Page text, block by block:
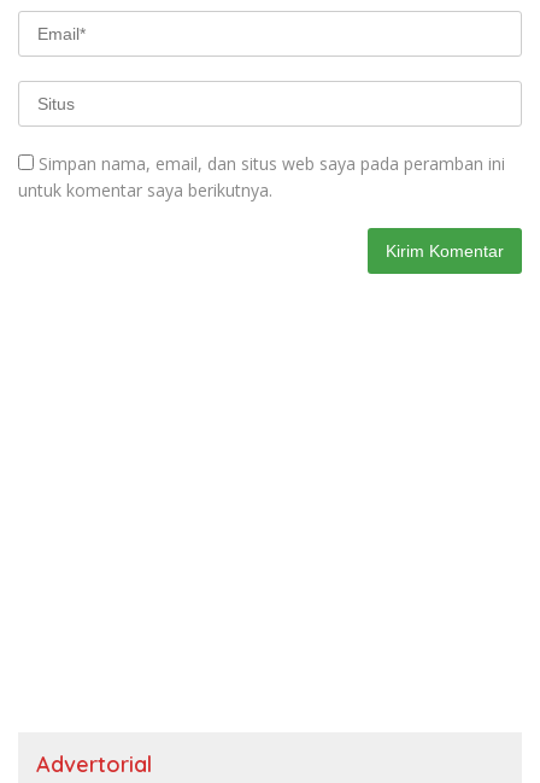
Simpan nama, email, dan situs web saya pada peramban ini
untuk komentar saya berikutnya.
Advertorial